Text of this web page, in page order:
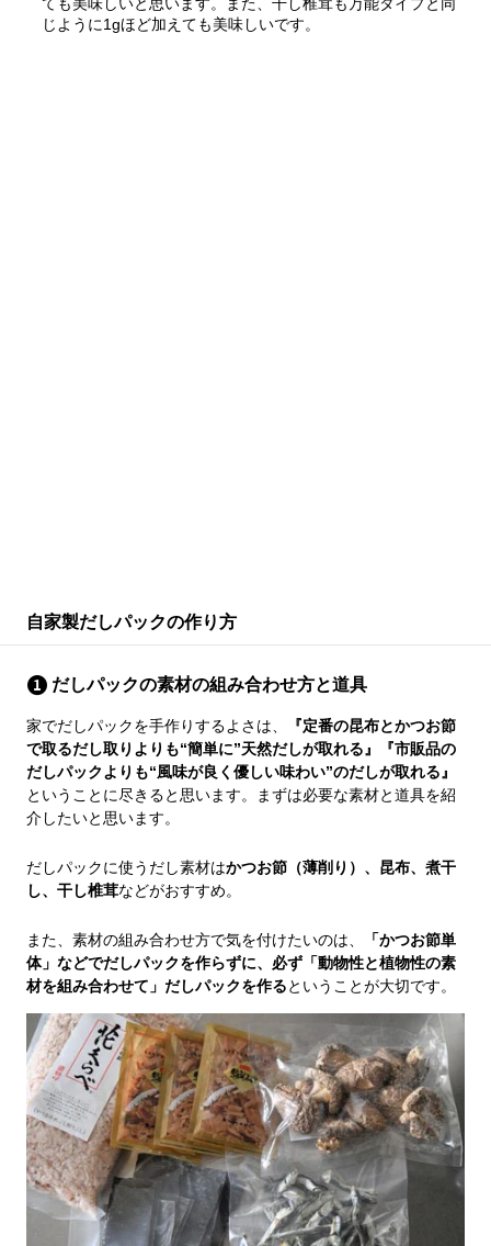
じように1gほど加えても美味しいです。
自家製だしパックの作り方
だしパックの素材の組み合わせ方と道具
家でだしパックを手作りするよさは、
『定番の昆布とかつお節
で取るだし取りよりも“簡単に”天然だしが取れる』『市販品の
だしパックよりも“風味が良く優しい味わい”のだしが取れる』
ということに尽きると思います。まずは必要な素材と道具を紹
介したいと思います。
だしパックに使うだし素材はかつお節（薄削り）、昆布、煮干
し、干し椎茸などがおすすめ。
また、素材の組み合わせ方で気を付けたいのは、
「かつお節単
体」などでだしパックを作らずに、必ず「動物性と植物性の素
材を組み合わせて」だしパックを作るということが大切です。